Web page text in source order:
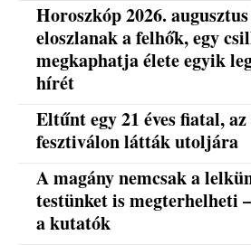
Horoszkóp 2026.
eloszlanak a felhők, egy
megkaphatja élete egyik
hírét
Eltűnt egy 21 éves fiatal,
fesztiválon látták utoljára
A magány nemcsak a
testünket is megterhelheti
a kutatók